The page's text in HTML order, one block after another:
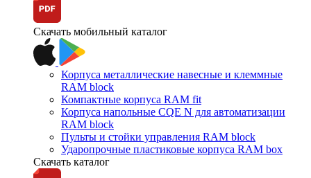
Скачать мобильный каталог
Корпуса металлические навесные и клеммные
RAM block
Компактные корпуса RAM fit
Корпуса напольные CQE N для автоматизации
RAM block
Пульты и стойки управления RAM block
Ударопрочные пластиковые корпуса RAM box
Скачать каталог